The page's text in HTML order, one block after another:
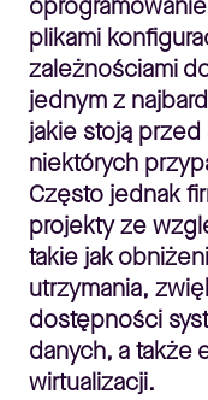
plikami
zależnościami
jednym z
jakie stoją przed
niektórych
Często jednak
projekty ze
takie jak
utrzymania,
dostępności
danych, a także
wirtualizacji.